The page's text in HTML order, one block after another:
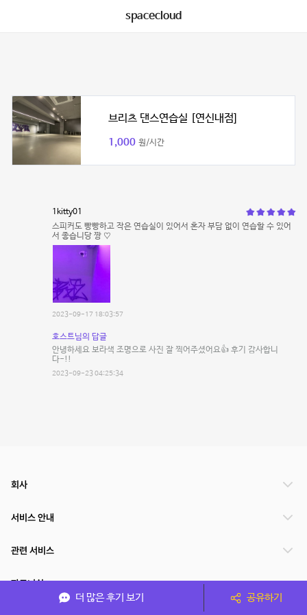
spacecloud
브리츠 댄스연습실 [연신내점]
1,000 원/시간
1kitty01
스피커도 빵빵하고 작은 연습실이 있어서 혼자 부담 없이 연습할 수 있어
서 좋습니당 짱 ♡︎
2023-09-17 18:03:57
호스트님의 답글
안녕하세요 보라색 조명으로 사진 잘 찍어주셨어요👍 후기 감사합니
다-!!
2023-09-23 04:25:34
더 많은 후기 보기 공유하기
회사
서비스 안내
관련 서비스
파트너쉽